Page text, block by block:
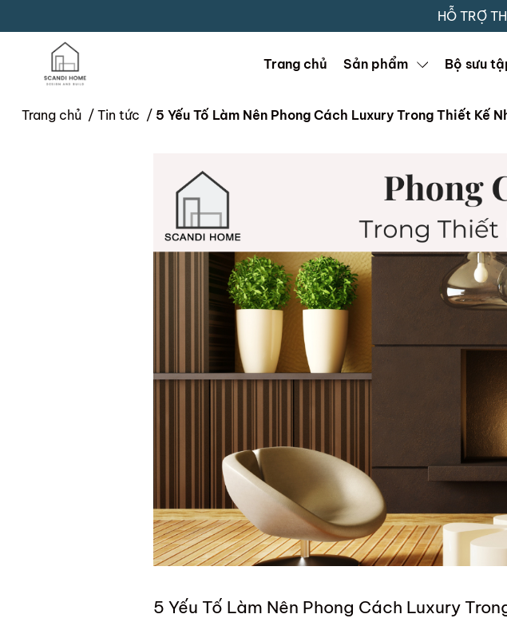
HỖ TRỢ
Trang chủ Sản phẩm Bộ sưu
Trang chủ / Tin tức / 5 Yếu Tố Làm Nên Phong Cách Luxury Trong Thiết Kế
5 Yếu Tố Làm Nên Phong Cách Luxury